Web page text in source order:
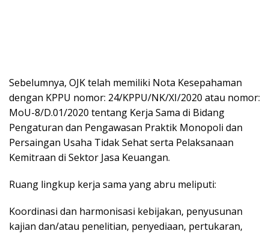
Sebelumnya, OJK telah memiliki Nota Kesepahaman
dengan KPPU nomor: 24/KPPU/NK/XI/2020 atau nomor:
MoU-8/D.01/2020 tentang Kerja Sama di Bidang
Pengaturan dan Pengawasan Praktik Monopoli dan
Persaingan Usaha Tidak Sehat serta Pelaksanaan
Kemitraan di Sektor Jasa Keuangan.
Ruang lingkup kerja sama yang abru meliputi:
Koordinasi dan harmonisasi kebijakan, penyusunan
kajian dan/atau penelitian, penyediaan, pertukaran,